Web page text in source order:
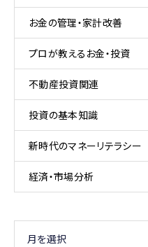
お金の管理・家計改善
プロが教えるお金・投資
不動産投資関連
投資の基本知識
新時代のマネーリテラシー
経済・市場分析
月を選択